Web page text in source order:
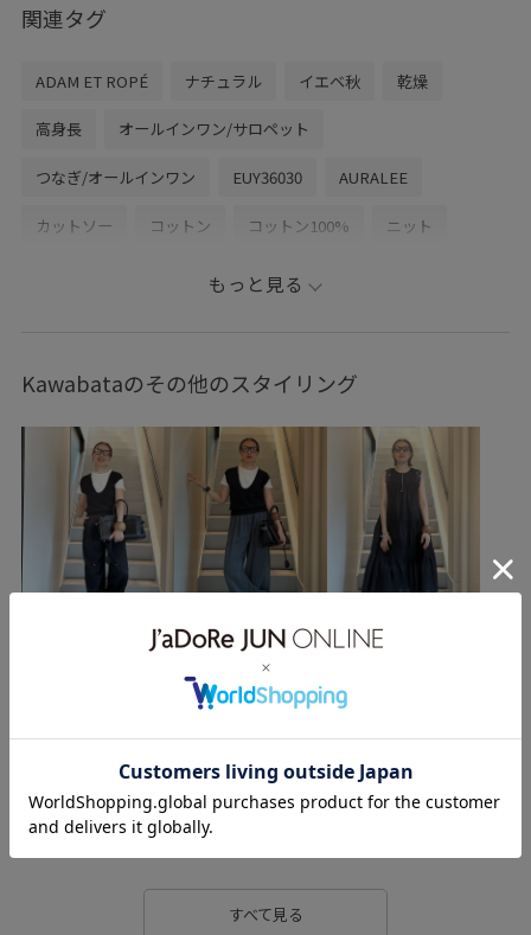
さらっとした軽い着心地で、夏でも快適に着用できま
一枚でコーディネートが完成するのはもちろん、上半身
様。
ワードローブにおすすめの一着です。
お気に入りのショップ、スタッフ、スタイリングを♡を
タップして保存していただけます。
《お気に入り》からすぐにご覧いただけますのでとても
便利！是非ご活用下さい！
◾️ 藤井大丸オンラインショップにも一部掲載しておりま
す！femmeアイテムはこちら からご覧いただけます。
◾️代引き通販も承っております。
是非お気軽にお問い合わせ下さいませ！
ADAM ET ROPÉ 京都
営業時間 : 11:00〜20:00
Tel 075-212-5672
関連タグ
ADAM ET ROPÉ ナチュラル イエベ秋 乾燥
高身長 オールインワン/サロペット
つなぎ/オールインワン EUY36030 AURALEE
カットソー コットン コットン100% ニット
肌触りが良い
もっと見る
Kawabataのその他のスタイリング
すべて見る